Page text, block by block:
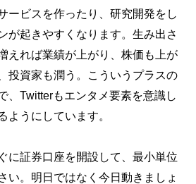
ービスを作ったり、研究開発をし
が起きやすくなります。生み出さ
えれば業績が上がり、株価も上が
投資家も潤う。こういうプラスの
、Twitterもエンタメ要素を意識し
ようにしています。
に証券口座を開設して、最小単位
い。明日ではなく今日動きましょ